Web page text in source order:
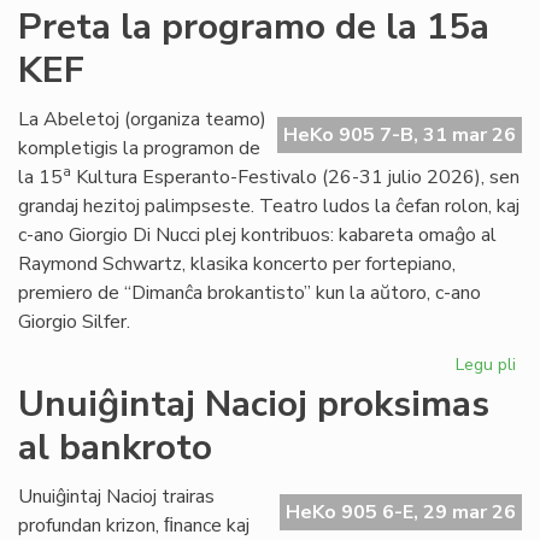
de
Preta la programo de la 15a
KEF
HeKo 905 7-B, 31 mar 26
La Abeletoj (organiza teamo)
kompletigis la programon de
la 15a Kultura Esperanto-Festivalo (26-31 julio 2026), sen
grandaj hezitoj palimpseste. Teatro ludos la ĉefan rolon, kaj
c-ano Giorgio Di Nucci plej kontribuos: kabareta omaĝo al
Raymond Schwartz, klasika koncerto per fortepiano,
premiero de “Dimanĉa brokantisto” kun la aŭtoro, c-ano
Giorgio Silfer.
Legu pli
la
Unuiĝintaj Nacioj proksimas
al bankroto
HeKo 905 6-E, 29 mar 26
Unuiĝintaj Nacioj trairas
profundan krizon, ﬁnance kaj